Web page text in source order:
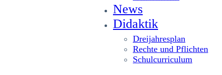
News
Didaktik
Dreijahresplan
Rechte und Pflichten
Schulcurriculum